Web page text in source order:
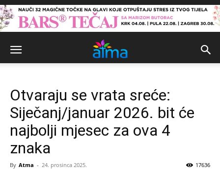
Otvaraju se vrata sreće:
Siječanj/januar 2026. bit će
najbolji mjesec za ova 4
znaka
By Atma - 24. prosinca 2025. 17636